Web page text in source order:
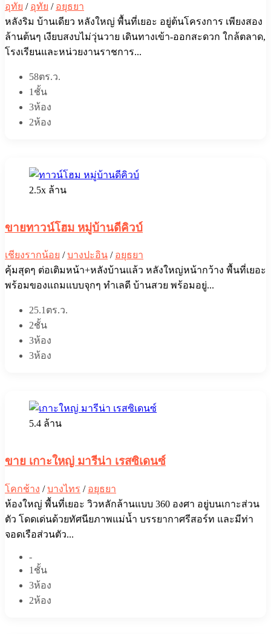
อุทัย / อุทัย / อยุธยา
หลังริม บ้านเดียว หลังใหญ่ พื้นที่เยอะ อยู่ต้นโครงการ เพียงสอง
ล้านต้นๆ เงียบสงบไม่วุ่นวาย เดินทางเข้า-ออกสะดวก ใกล้ตลาด,
โรงเรียนและหน่วยงานราชการ...
58ตร.ว.
1ชั้น
3ห้อง
2ห้อง
2.5x ล้าน
ขายทาวน์โฮม หมู่บ้านดีคิวบ์
เชียงรากน้อย /บางปะอิน / อยุธยา
คุ้มสุดๆ ต่อเติมหน้า+หลังบ้านแล้ว หลังใหญ่หน้ากว้าง พื้นที่เยอะ
พร้อมของแถมแบบจุกๆ ทำเลดี บ้านสวย พร้อมอยู่...
25.1ตร.ว.
2ชั้น
3ห้อง
3ห้อง
5.4 ล้าน
ขาย เกาะใหญ่ มารีน่า เรสซิเดนซ์
โคกช้าง /บางไทร / อยุธยา
ห้องใหญ่ พื้นที่เยอะ วิวหลักล้านแบบ 360 องศา อยู่บนเกาะส่วน
ตัว โดดเด่นด้วยทัศนียภาพแม่น้ำ บรรยากาศรีสอร์ท และมีท่า
จอดเรือส่วนตัว...
-
1ชั้น
3ห้อง
2ห้อง